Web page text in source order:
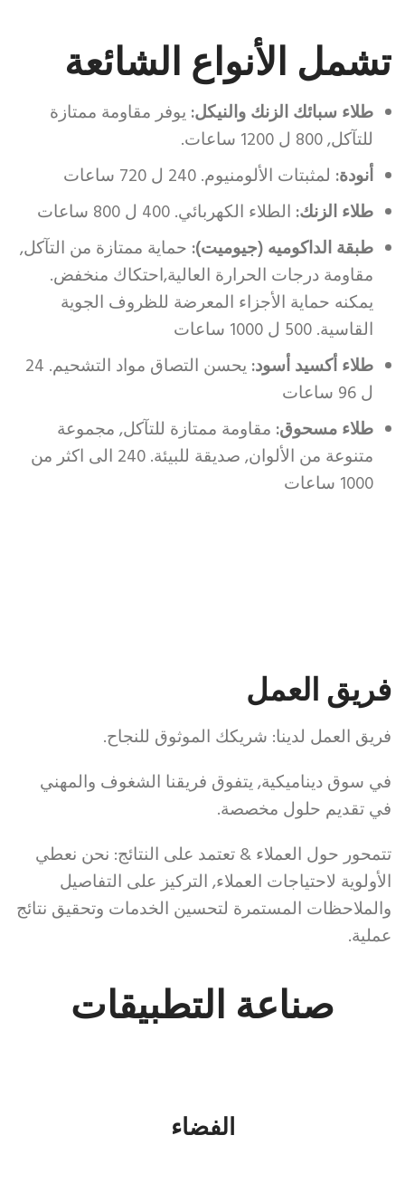
المتماثلة
في
نارانجا
سيماستر
تزوير
الساعات
للبيع
إيرفاين
كاليفورنيا
جيروم
لتقليد
الساعات
125
دولار
المواقع
الموثوقة
لشراء
الساعات
المقلدة
موقع
Ladies
Tank
تشمل الأنواع الشائعة
طلاء سبائك الزنك والنيكل: يوفر مقاومة ممتازة
للتآكل, 800 ل 1200 ساعات.
أنودة: لمثبتات الألومنيوم. 240 ل 720 ساعات
طلاء الزنك: الطلاء الكهربائي. 400 ل 800 ساعات
طبقة الداكوميه (جيوميت): حماية ممتازة من التآكل,
مقاومة درجات الحرارة العالية,احتكاك منخفض.
يمكنه حماية الأجزاء المعرضة للظروف الجوية
القاسية. 500 ل 1000 ساعات
طلاء أكسيد أسود:
يحسن التصاق مواد التشحيم. 24
ل 96 ساعات
طلاء مسحوق: مقاومة ممتازة للتآكل, مجموعة
متنوعة من الألوان, صديقة للبيئة. 240 الى اكثر من
1000 ساعات
فريق العمل
فريق العمل لدينا: شريكك الموثوق للنجاح.
في سوق ديناميكية, يتفوق فريقنا الشغوف والمهني
في تقديم حلول مخصصة.
تتمحور حول العملاء & تعتمد على النتائج: نحن نعطي
الأولوية لاحتياجات العملاء, التركيز على التفاصيل
والملاحظات المستمرة لتحسين الخدمات وتحقيق نتائج
عملية.
صناعة التطبيقات
الفضاء